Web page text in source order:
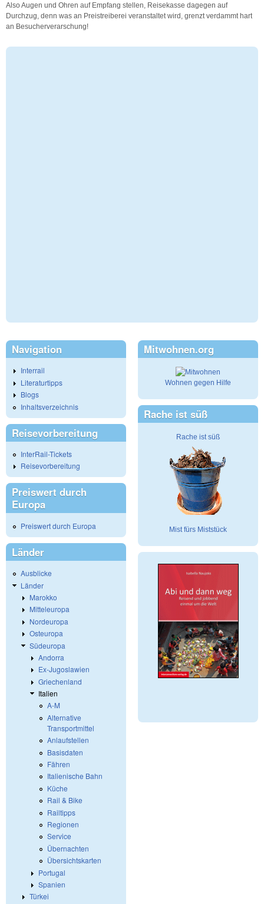
Also Augen und Ohren auf Empfang stellen, Reisekasse dagegen auf
Durchzug, denn was an Preistreiberei veranstaltet wird, grenzt verdammt hart
an Besucherverarschung!
Navigation
Interrail
Literaturtipps
Blogs
Inhaltsverzeichnis
Reisevorbereitung
InterRail-Tickets
Reisevorbereitung
Preiswert durch
Europa
Preiswert durch Europa
Länder
Ausblicke
Länder
Marokko
Mitteleuropa
Nordeuropa
Osteuropa
Südeuropa
Andorra
Ex-Jugoslawien
Griechenland
Italien
A-M
Alternative
Transportmittel
Anlaufstellen
Basisdaten
Fähren
Italienische Bahn
Küche
Rail & Bike
Railtipps
Regionen
Service
Übernachten
Übersichtskarten
Portugal
Spanien
Türkei
Mitwohnen.org
Wohnen gegen Hilfe
Rache ist süß
Rache ist süß
Mist fürs Miststück